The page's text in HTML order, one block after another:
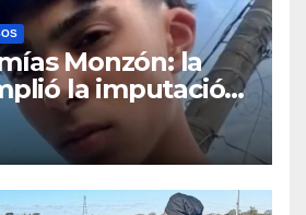
Monzón: la
la imputación
acusada del
causa se
juicio por